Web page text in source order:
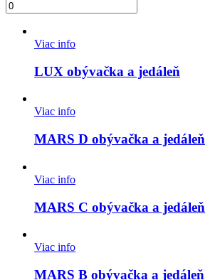
Viac info
LUX obývačka a jedáleň
Viac info
MARS D obývačka a jedáleň
Viac info
MARS C obývačka a jedáleň
Viac info
MARS B obývačka a jedáleň